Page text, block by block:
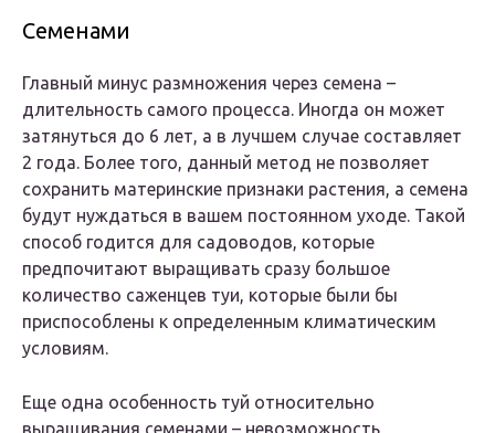
Семенами
Главный минус размножения через семена –
длительность самого процесса. Иногда он может
затянуться до 6 лет, а в лучшем случае составляет
2 года. Более того, данный метод не позволяет
сохранить материнские признаки растения, а семена
будут нуждаться в вашем постоянном уходе. Такой
способ годится для садоводов, которые
предпочитают выращивать сразу большое
количество саженцев туи, которые были бы
приспособлены к определенным климатическим
условиям.
Еще одна особенность туй относительно